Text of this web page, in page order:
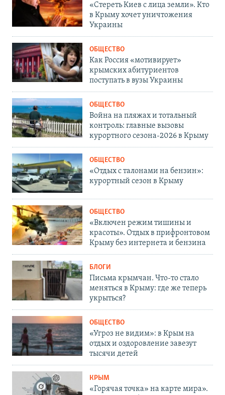
«Стереть Киев с лица земли». Кто
в Крыму хочет уничтожения
Украины
ОБЩЕСТВО
Как Россия «мотивирует»
крымских абитуриентов
поступать в вузы Украины
ОБЩЕСТВО
Война на пляжах и тотальный
контроль: главные вызовы
курортного сезона-2026 в Крыму
ОБЩЕСТВО
«Отдых с талонами на бензин»:
курортный сезон в Крыму
ОБЩЕСТВО
«Включен режим тишины и
красоты». Отдых в прифронтовом
Крыму без интернета и бензина
БЛОГИ
Письма крымчан. Что-то стало
меняться в Крыму: где же теперь
укрыться?
ОБЩЕСТВО
«Угроз не видим»: в Крым на
отдых и оздоровление завезут
тысячи детей
КРЫМ
«Горячая точка» на карте мира».